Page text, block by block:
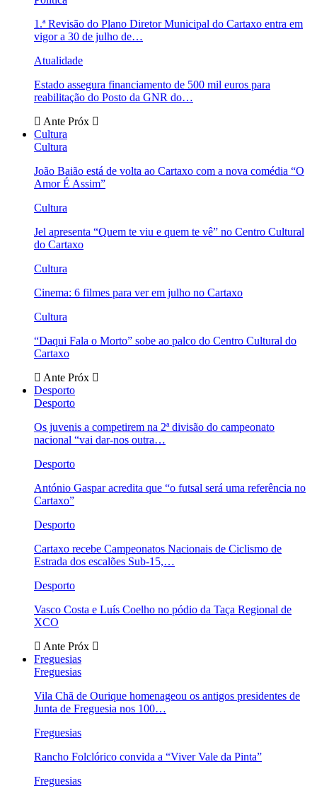
1.ª Revisão do Plano Diretor Municipal do Cartaxo entra em
vigor a 30 de julho de…
Atualidade
Estado assegura financiamento de 500 mil euros para
reabilitação do Posto da GNR do…
Ante Próx
Cultura
Cultura
João Baião está de volta ao Cartaxo com a nova comédia “O
Amor É Assim”
Cultura
Jel apresenta “Quem te viu e quem te vê” no Centro Cultural
do Cartaxo
Cultura
Cinema: 6 filmes para ver em julho no Cartaxo
Cultura
“Daqui Fala o Morto” sobe ao palco do Centro Cultural do
Cartaxo
Ante Próx
Desporto
Desporto
Os juvenis a competirem na 2ª divisão do campeonato
nacional “vai dar-nos outra…
Desporto
António Gaspar acredita que “o futsal será uma referência no
Cartaxo”
Desporto
Cartaxo recebe Campeonatos Nacionais de Ciclismo de
Estrada dos escalões Sub-15,…
Desporto
Vasco Costa e Luís Coelho no pódio da Taça Regional de
XCO
Ante Próx
Freguesias
Freguesias
Vila Chã de Ourique homenageou os antigos presidentes de
Junta de Freguesia nos 100…
Freguesias
Rancho Folclórico convida a “Viver Vale da Pinta”
Freguesias